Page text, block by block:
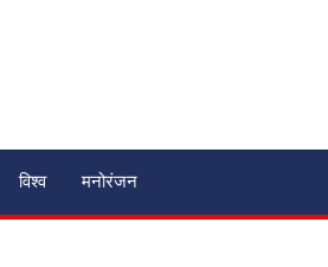
विश्व मनोरंजन